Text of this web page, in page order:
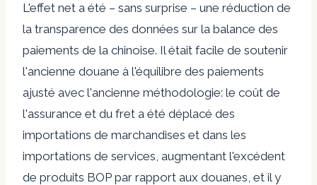
L'effet net a été – sans surprise – une réduction de
la transparence des données sur la balance des
paiements de la chinoise. Il était facile de soutenir
l'ancienne douane à l'équilibre des paiements
ajusté avec l'ancienne méthodologie: le coût de
l'assurance et du fret a été déplacé des
importations de marchandises et dans les
importations de services, augmentant l'excédent
de produits BOP par rapport aux douanes, et il y